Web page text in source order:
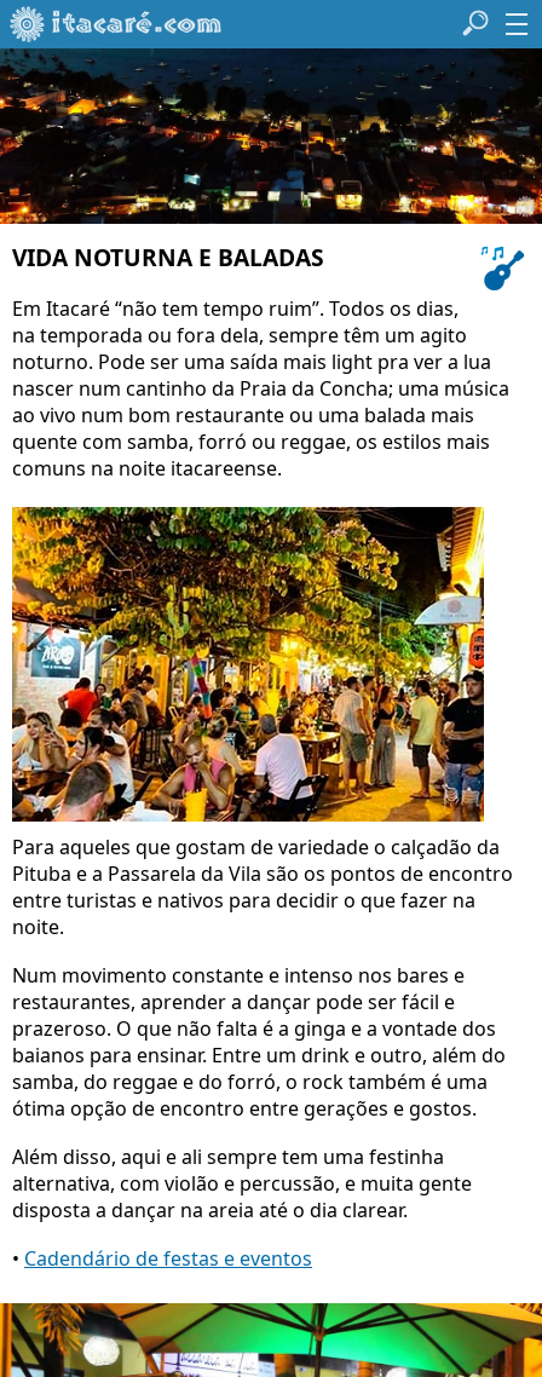
VIDA NOTURNA E BALADAS
Em Itacaré “não tem tempo ruim”. Todos os dias,
na temporada ou fora dela, sempre têm um agito
noturno. Pode ser uma saída mais light pra ver a lua
nascer num cantinho da Praia da Concha; uma música
ao vivo num bom restaurante ou uma balada mais
quente com samba, forró ou reggae, os estilos mais
comuns na noite itacareense.
Para aqueles que gostam de variedade o calçadão da
Pituba e a Passarela da Vila são os pontos de encontro
entre turistas e nativos para decidir o que fazer na
noite.
Num movimento constante e intenso nos bares e
restaurantes, aprender a dançar pode ser fácil e
prazeroso. O que não falta é a ginga e a vontade dos
baianos para ensinar. Entre um drink e outro, além do
samba, do reggae e do forró, o rock também é uma
ótima opção de encontro entre gerações e gostos.
Além disso, aqui e ali sempre tem uma festinha
alternativa, com violão e percussão, e muita gente
disposta a dançar na areia até o dia clarear.
• Cadendário de festas e eventos